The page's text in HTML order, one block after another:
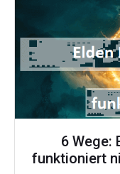
6 Wege:
funktioniert